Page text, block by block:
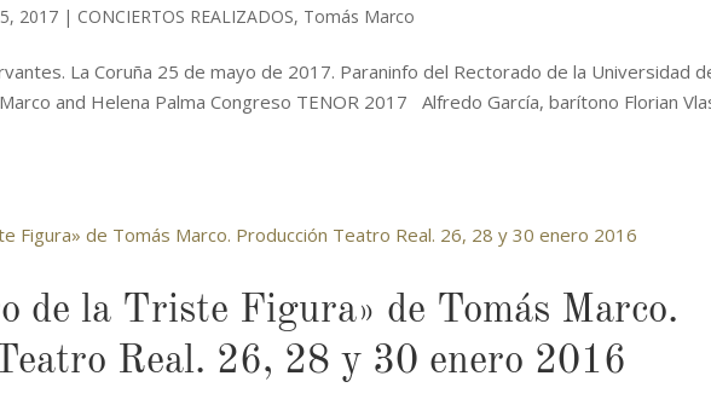
2017 | CONCIERTOS REALIZADOS, Tomás Marco
La Coruña 25 de mayo de 2017. Paraninfo del Rectorado de la Universidad
and Helena Palma Congreso TENOR 2017 Alfredo García, barítono Florian
de la Triste Figura» de Tomás Marco.
Real. 26, 28 y 30 enero 2016